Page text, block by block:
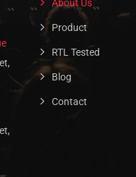
About Us
Product
RTL Tested
Blog
Contact